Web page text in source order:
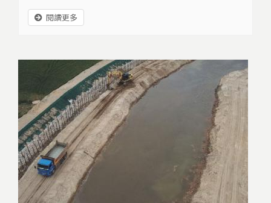
是石虎最大的危機。目前台灣的石虎僅剩數百隻，
每年因為路殺或偷吃雞而喪命的，就有數十隻。在
亡率，讓石虎活下來，就有機會繁衍下一代…」
閱讀更多